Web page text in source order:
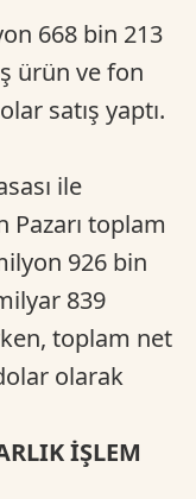
668 bin 213
ürün ve fon
satış yaptı.
ile
Pazarı toplam
926 bin
839
toplam net
olarak
İŞLEM